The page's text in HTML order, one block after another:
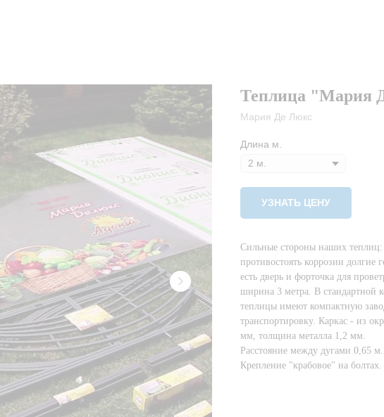
Теплица "Мария
Мария Де Люкс
Длина м.
УЗНАТЬ ЦЕНУ
Сильные стороны наших теплиц: -
противостоять коррозии
есть дверь и форточка для
ширина 3 метра. В стандартной
теплицы имеют компактную
транспортировку. Каркас - из
мм, толщина металла 1,2 мм.
Расстояние между дугами 0,65
Крепление "крабовое" на